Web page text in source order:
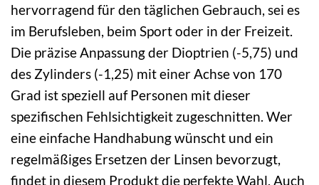
hervorragend für den täglichen Gebrauch, sei es
im Berufsleben, beim Sport oder in der Freizeit.
Die präzise Anpassung der Dioptrien (-5,75) und
des Zylinders (-1,25) mit einer Achse von 170
Grad ist speziell auf Personen mit dieser
spezifischen Fehlsichtigkeit zugeschnitten. Wer
eine einfache Handhabung wünscht und ein
regelmäßiges Ersetzen der Linsen bevorzugt,
findet in diesem Produkt die perfekte Wahl. Auch